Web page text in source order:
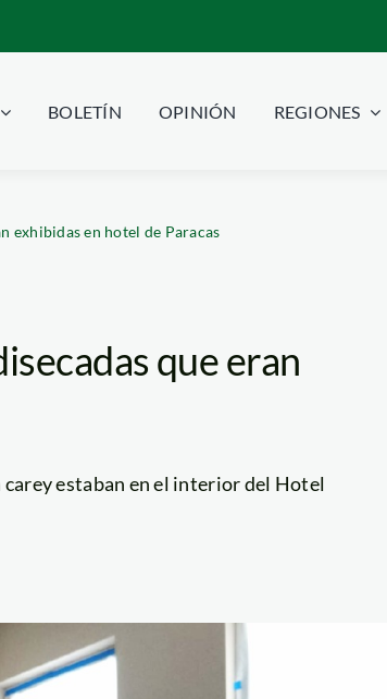
BOLETÍN OPINIÓN REGIONES
exhibidas en hotel de Paracas
que eran
estaban en el interior del Hotel